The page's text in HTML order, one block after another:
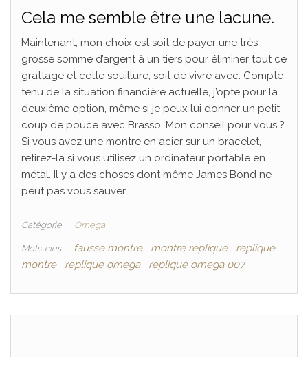
Cela me semble être une lacune.
Maintenant, mon choix est soit de payer une très
grosse somme d’argent à un tiers pour éliminer tout ce
grattage et cette souillure, soit de vivre avec. Compte
tenu de la situation financière actuelle, j’opte pour la
deuxième option, même si je peux lui donner un petit
coup de pouce avec Brasso. Mon conseil pour vous ?
Si vous avez une montre en acier sur un bracelet,
retirez-la si vous utilisez un ordinateur portable en
métal. Il y a des choses dont même James Bond ne
peut pas vous sauver.
Catégorie Omega
Mots-clés fausse montre montre replique
replique
montre
replique omega replique omega 007